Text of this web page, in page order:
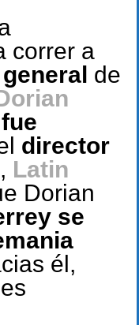
correr a
de
fue
director
Latin
Dorian
se
él,